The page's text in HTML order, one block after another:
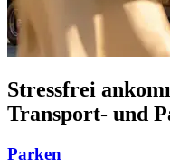
Stressfrei
Transport- und
Parken